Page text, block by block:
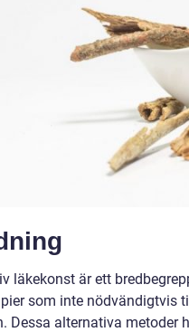
läkekonst är ett
som inte nödvändigtvis
Dessa alternativa metoder